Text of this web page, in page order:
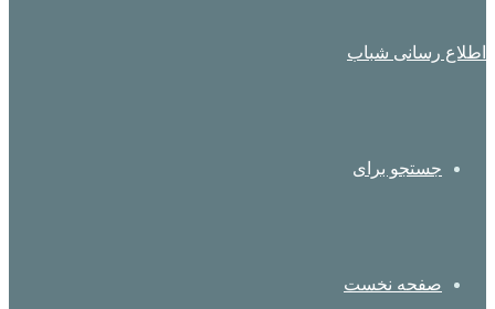
اطلاع رسانی شباب
جستجو برای
صفحه نخست